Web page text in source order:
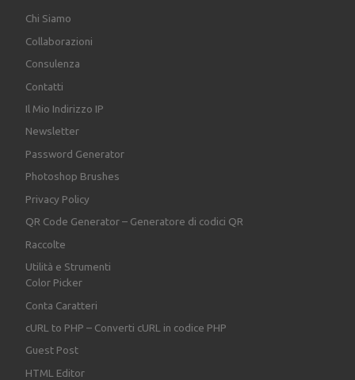
Chi Siamo
Collaborazioni
Consulenza
Contatti
Il Mio Indirizzo IP
Newsletter
Password Generator
Photoshop Brushes
Privacy Policy
QR Code Generator – Generatore di codici QR
Raccolte
Utilità e Strumenti
Color Picker
Conta Caratteri
cURL to PHP – Converti cURL in codice PHP
Guest Post
HTML Editor